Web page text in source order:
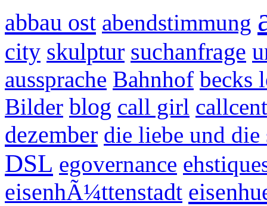
abbau ost abendstimmung
city skulptur suchanfrage
aussprache Bahnhof becks
Bilder blog call girl
dezember die liebe und die
DSL egovernance
eisenhÃ¼ttenstadt